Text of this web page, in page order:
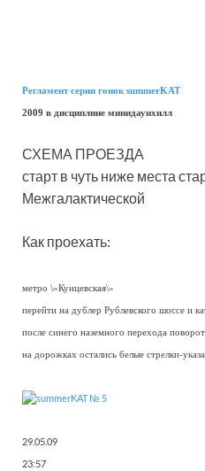
Регламент серии гонок summerKAT
2009 в дисциплине минидаунхилл
СХЕМА ПРОЕЗДА
старт в чуть ниже места
Межгалактической
Как проехать:
метро \»Кунцевская\»
перейти на дублер Рублевского шоссе и
после синего наземного перехода
на дорожках остались белые стрелки-
29.05.09
23:57